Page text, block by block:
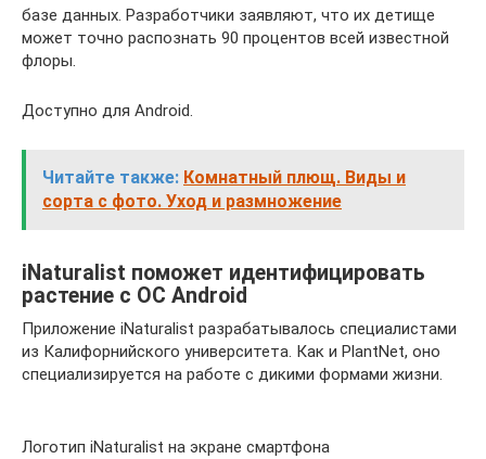
базе данных. Разработчики заявляют, что их детище
может точно распознать 90 процентов всей известной
флоры.
Доступно для Android.
Читайте также: Комнатный плющ. Виды и
сорта с фото. Уход и размножение
iNaturalist поможет идентифицировать
растение с ОС Android
Приложение iNaturalist разрабатывалось специалистами
из Калифорнийского университета. Как и PlantNet, оно
специализируется на работе с дикими формами жизни.
Логотип iNaturalist на экране смартфона